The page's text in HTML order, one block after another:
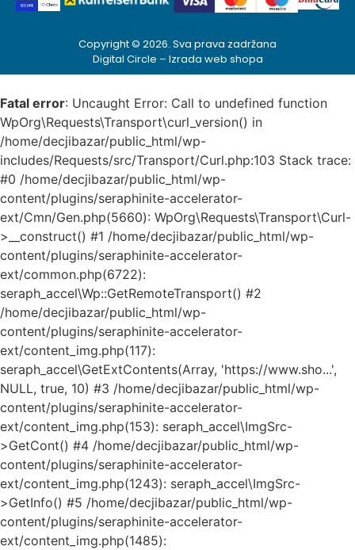
Copyright © 2026. Sva prava zadržana
Digital Circle – Izrada web shopa
Fatal error: Uncaught Error: Call to undefined function
WpOrg\Requests\Transport\curl_version() in
/home/decjibazar/public_html/wp-
includes/Requests/src/Transport/Curl.php:103 Stack trace:
#0 /home/decjibazar/public_html/wp-
content/plugins/seraphinite-accelerator-
ext/Cmn/Gen.php(5660): WpOrg\Requests\Transport\Curl-
>__construct() #1 /home/decjibazar/public_html/wp-
content/plugins/seraphinite-accelerator-
ext/common.php(6722):
seraph_accel\Wp::GetRemoteTransport() #2
/home/decjibazar/public_html/wp-
content/plugins/seraphinite-accelerator-
ext/content_img.php(117):
seraph_accel\GetExtContents(Array, 'https://www.sho...',
NULL, true, 10) #3 /home/decjibazar/public_html/wp-
content/plugins/seraphinite-accelerator-
ext/content_img.php(153): seraph_accel\ImgSrc-
>GetCont() #4 /home/decjibazar/public_html/wp-
content/plugins/seraphinite-accelerator-
ext/content_img.php(1243): seraph_accel\ImgSrc-
>GetInfo() #5 /home/decjibazar/public_html/wp-
content/plugins/seraphinite-accelerator-
ext/content_img.php(1485):